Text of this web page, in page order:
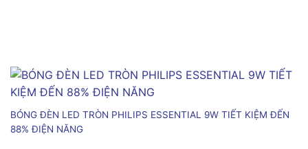
BÓNG ĐÈN LED TRÒN PHILIPS ESSENTIAL 9W TIẾT KIỆM ĐẾN
88% ĐIỆN NĂNG